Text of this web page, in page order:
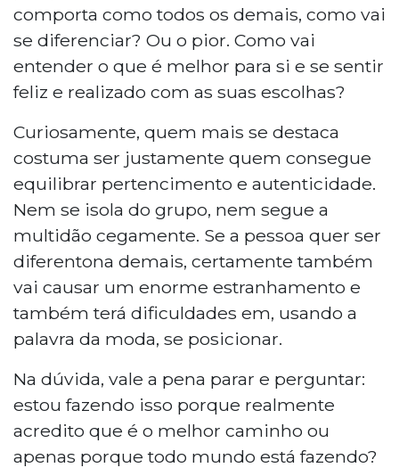
comporta como todos os demais, como vai
se diferenciar? Ou o pior. Como vai
entender o que é melhor para si e se sentir
feliz e realizado com as suas escolhas?
Curiosamente, quem mais se destaca
costuma ser justamente quem consegue
equilibrar pertencimento e autenticidade.
Nem se isola do grupo, nem segue a
multidão cegamente. Se a pessoa quer ser
diferentona demais, certamente também
vai causar um enorme estranhamento e
também terá dificuldades em, usando a
palavra da moda, se posicionar.
Na dúvida, vale a pena parar e perguntar:
estou fazendo isso porque realmente
acredito que é o melhor caminho ou
apenas porque todo mundo está fazendo?